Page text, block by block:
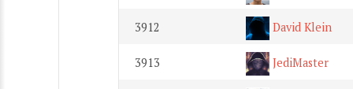
3912 David Klein
3913 JediMaster